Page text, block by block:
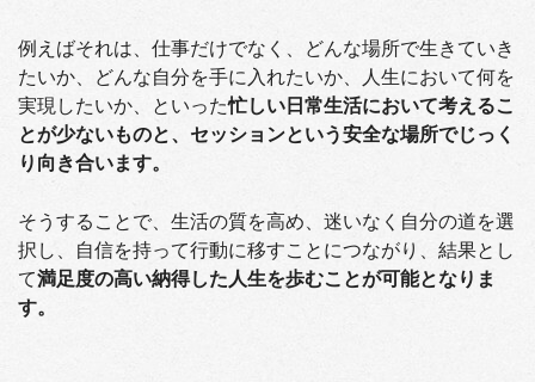
例えばそれは、仕事だけでなく、どんな場所で生きていき
たいか、どんな自分を手に入れたいか、人生において何を
実現したいか、といった忙しい日常生活において考えるこ
とが少ないものと、セッションという安全な場所でじっく
り向き合います。
そうすることで、生活の質を高め、迷いなく自分の道を選
択し、自信を持って行動に移すことにつながり、結果とし
て満足度の高い納得した人生を歩むことが可能となりま
す。